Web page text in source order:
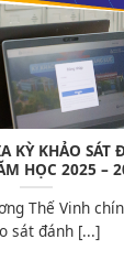
KỲ KHẢO SÁT
HỌC 2025 –
Thế Vinh
sát đánh [...]